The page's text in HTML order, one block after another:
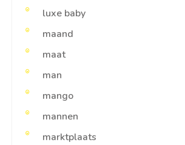
luxe baby
maand
maat
man
mango
mannen
marktplaats